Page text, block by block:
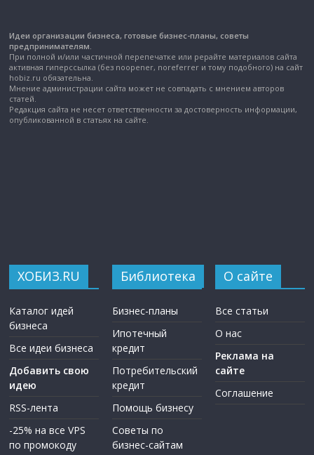
Идеи организации бизнеса, готовые бизнес-планы, советы
предпринимателям.
При полной и/или частичной перепечатке или рерайте материалов сайта
активная гиперссылка (без noopener, noreferrer и тому подобного) на сайт
hobiz.ru обязательна.
Мнение администрации сайта может не совпадать с мнением авторов
статей.
Редакция сайта не несет ответственности за достоверность информации,
опубликованной в статьях на сайте.
ХОБИЗ.RU
Каталог идей
бизнеса
Все идеи бизнеса
Добавить свою
идею
RSS-лента
-25% на все VPS
по промокоду
Библиотека
Бизнес-планы
Ипотечный
кредит
Потребительский
кредит
Помощь бизнесу
Советы по
бизнес-сайтам
О сайте
Все статьи
О нас
Реклама на
сайте
Соглашение